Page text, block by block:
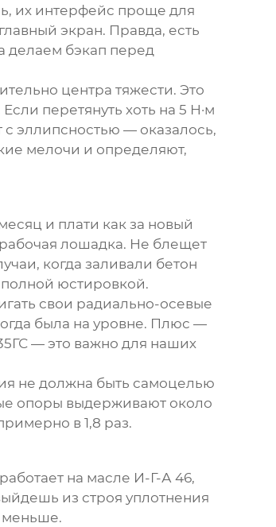
их интерфейс проще для
экран. Правда, есть
делаем бэкап перед
центра тяжести. Это
перетянуть хоть на 5 Н·м
эллипсностью — оказалось,
мелочи и определяют,
и плати как за новый
лошадка. Не блещет
когда заливали бетон
полной юстировкой.
свои радиально-осевые
была на уровне. Плюс —
— это важно для наших
не должна быть самоцелью
опоры выдерживают около
в 1,8 раз.
на масле И-Г-А 46,
из строя уплотнения
меньше.